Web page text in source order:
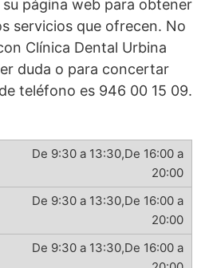
página web para obtener
servicios que ofrecen. No
Clínica Dental Urbina
duda o para concertar
teléfono es 946 00 15 09.
De 9:30 a 13:30,De 16:00 a
20:00
De 9:30 a 13:30,De 16:00 a
20:00
De 9:30 a 13:30,De 16:00 a